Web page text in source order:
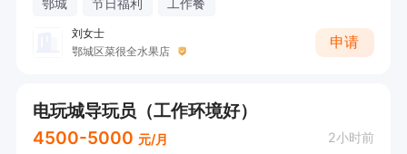
鄂城 节日福利 工作餐
刘女士
鄂城区菜很全水果店
申请
电玩城导玩员（工作环境好）
4500-5000 元/月 2小时前